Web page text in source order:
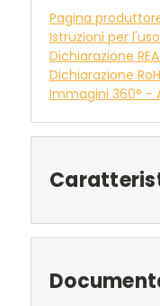
Pagina
Istruzioni per
Dichiarazione
Dichiarazione
Immagini 360° -